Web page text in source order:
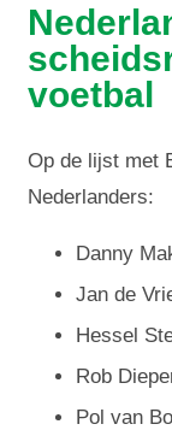
voetbal
Op de lijst met
Nederlanders:
Danny
Jan de
Hessel
Rob
Pol van